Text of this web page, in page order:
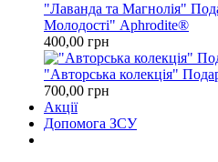
"Лаванда та Магнолія"
Молодості" Aphrodite®
400,00 грн
"Авторська колекція"
700,00 грн
Акції
Допомога ЗСУ